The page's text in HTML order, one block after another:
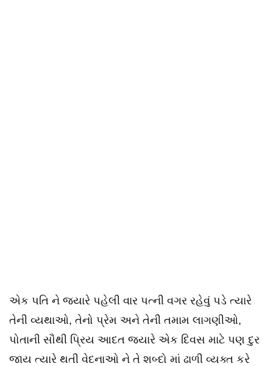
એક પતિ ને જયારે પહેલી વાર પત્ની વગર રહેવું પડે ત્યારે
તેની વ્યથાઓ, તેનો પ્રેમ અને તેની તમામ લાગણીઓ,
પોતાની સૌથી પ્રિય આદત જયારે એક દિવસ માટે પણ દુર
જાય ત્યારે થતી વેદનાઓ ને તે શબ્દો માં ઢાળી વ્યક્ત કરે